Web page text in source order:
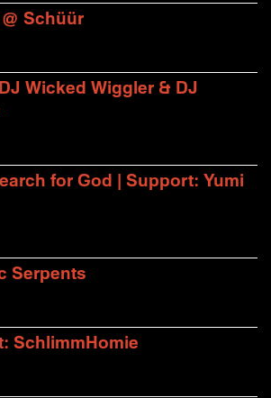
Schüür
Wicked Wiggler & DJ
for God | Support: Yumi
Serpents
SchlimmHomie